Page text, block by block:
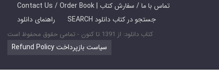
Contact Us / Order Book | تماس با ما / سفارش کتاب
راهنمای دانلود
SEARCH جستجو در کتاب دانلود
کتاب دانلود: از 1391 تا کنون - تمامی حقوق محفوظ است
Refund Policy سیاست بازپرداخت